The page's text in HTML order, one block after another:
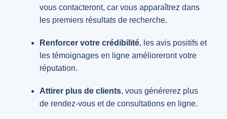
vous contacteront, car vous apparaîtrez dans
les premiers résultats de recherche.
Renforcer votre crédibilité, les avis positifs et
les témoignages en ligne amélioreront votre
réputation.
Attirer plus de clients, vous générerez plus
de rendez-vous et de consultations en ligne.